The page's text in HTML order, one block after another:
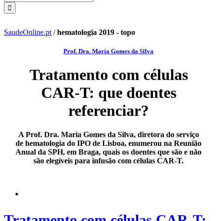
SaudeOnline.pt /hematologia 2019 - topo
Prof. Dra. Maria Gomes da Silva
Tratamento com células
CAR-T: que doentes
referenciar?
A Prof. Dra. Maria Gomes da Silva, diretora do serviço
de hematologia do IPO de Lisboa, enumerou na Reunião
Anual da SPH, em Braga, quais os doentes que são e não
são elegíveis para infusão com células CAR-T.